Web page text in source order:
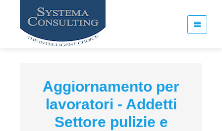
Aggiornamento per
lavoratori - Addetti
Settore pulizie e